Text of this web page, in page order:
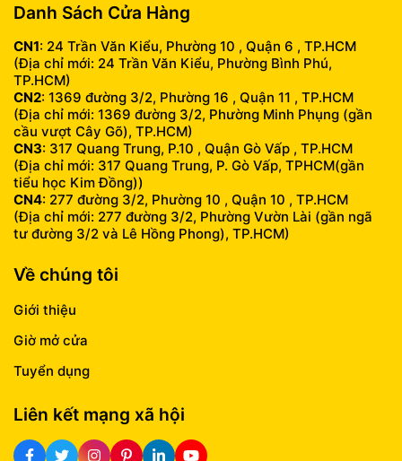
Danh Sách Cửa Hàng
CN1: 24 Trần Văn Kiểu, Phường 10 , Quận 6 , TP.HCM
(Địa chỉ mới: 24 Trần Văn Kiểu, Phường Bình Phú,
TP.HCM)
CN2: 1369 đường 3/2, Phường 16 , Quận 11 , TP.HCM
(Địa chỉ mới: 1369 đường 3/2, Phường Minh Phụng (gần
cầu vượt Cây Gõ), TP.HCM)
CN3: 317 Quang Trung, P.10 , Quận Gò Vấp , TP.HCM
(Địa chỉ mới: 317 Quang Trung, P. Gò Vấp, TPHCM(gần
tiểu học Kim Đồng))
CN4: 277 đường 3/2, Phường 10 , Quận 10 , TP.HCM
(Địa chỉ mới: 277 đường 3/2, Phường Vườn Lài (gần ngã
tư đường 3/2 và Lê Hồng Phong), TP.HCM)
Về chúng tôi
Giới thiệu
Giờ mở cửa
Tuyển dụng
Liên kết mạng xã hội